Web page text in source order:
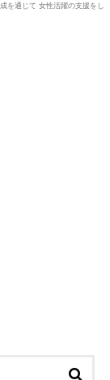
を通じて 女性活躍の支援をし